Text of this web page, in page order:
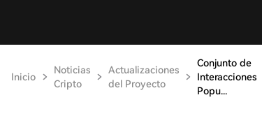
Inicio
Noticias
Cripto
Actualizaciones
del Proyecto
Conjunto de
Interacciones
Popu...